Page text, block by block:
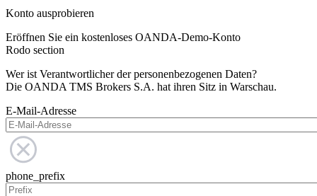
Konto ausprobieren
Eröffnen Sie ein kostenloses OANDA-Demo-Konto
Rodo section
Wer ist Verantwortlicher der personenbezogenen Daten?
Die OANDA TMS Brokers S.A. hat ihren Sitz in Warschau.
E-Mail-Adresse
phone_prefix